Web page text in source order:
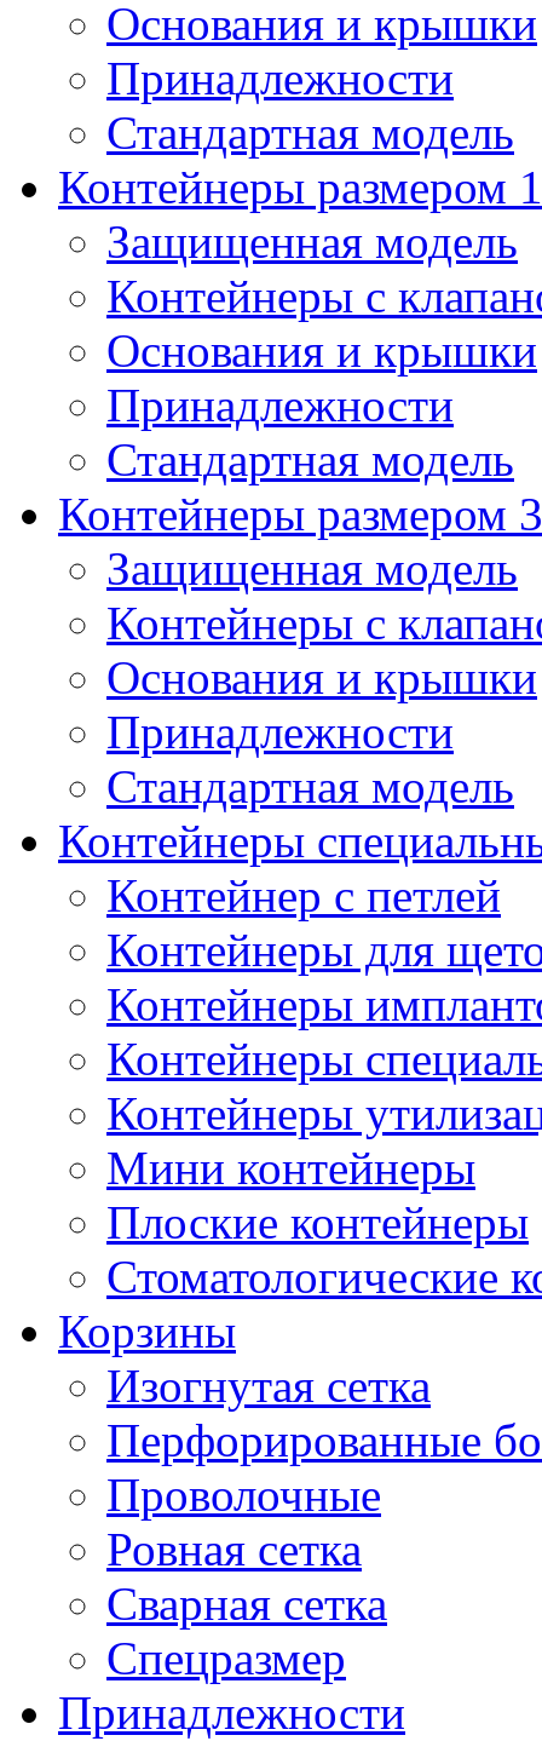
Основания и крышки
Принадлежности
Стандартная модель
Контейнеры размером
Защищенная модель
Контейнеры с
Основания и крышки
Принадлежности
Стандартная модель
Контейнеры размером
Защищенная модель
Контейнеры с
Основания и крышки
Принадлежности
Стандартная модель
Контейнеры
Контейнер с петлей
Контейнеры для
Контейнеры
Контейнеры
Контейнеры
Мини контейнеры
Плоские контейнеры
Стоматологические
Корзины
Изогнутая сетка
Перфорированные
Проволочные
Ровная сетка
Сварная сетка
Спецразмер
Принадлежности